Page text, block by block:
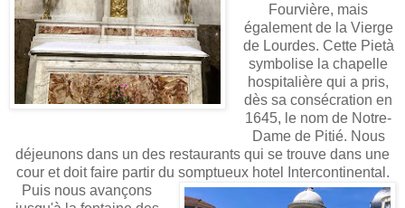
Fourvière, mais
également de la Vierge
de Lourdes. Cette Pietà
symbolise la chapelle
hospitalière qui a pris,
dès sa consécration en
1645, le nom de Notre-
Dame de Pitié. Nous
déjeunons dans un des restaurants qui se trouve dans une
cour et doit faire partir du somptueux hotel Intercontinental.
Puis nous avançons